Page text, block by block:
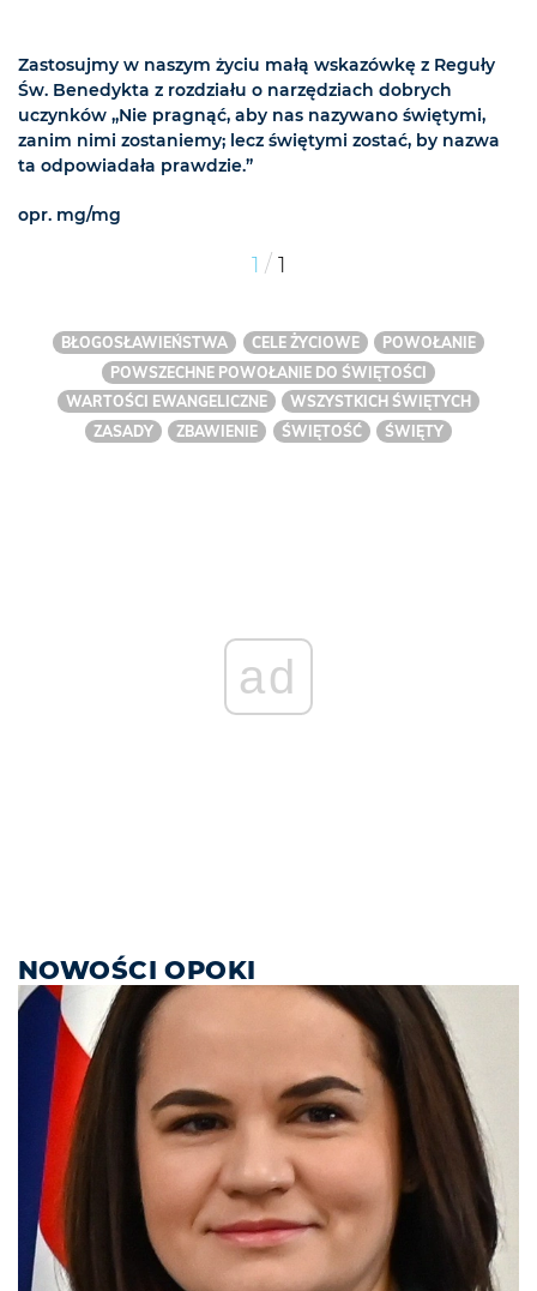
Zastosujmy w naszym życiu małą wskazówkę z Reguły
Św. Benedykta z rozdziału o narzędziach dobrych
uczynków „Nie pragnąć, aby nas nazywano świętymi,
zanim nimi zostaniemy; lecz świętymi zostać, by nazwa
ta odpowiadała prawdzie.”
opr. mg/mg
1 / 1
BŁOGOSŁAWIEŃSTWA CELE ŻYCIOWE
POWOŁANIE
POWSZECHNE POWOŁANIE DO ŚWIĘTOŚCI
WARTOŚCI EWANGELICZNE
WSZYSTKICH ŚWIĘTYCH
ZASADY
ZBAWIENIE ŚWIĘTOŚĆ ŚWIĘTY
ad
NOWOŚCI OPOKI